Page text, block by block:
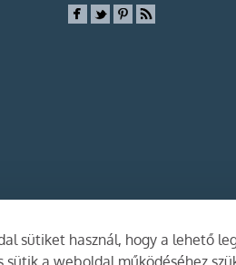
sütiket használ, hogy a lehető
sütik a weboldal működéséhez